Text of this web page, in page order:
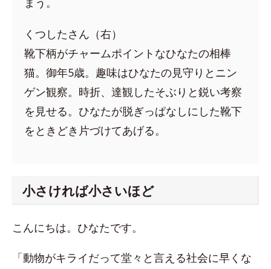
くつしたさん（右）
靴下柄がチャームポイントなひなたの相棒
猫。御年5歳。趣味はひなたの見守りとニン
ゲン観察。時折、達観したそぶりと鋭い考察
を見せる。ひなたが脱ぎっぱなしにした靴下
をときどき片づけてあげる。
小さければ小さいほど
こんにちは。ひなたです。
「動物がキライだって堂々と言える社会に早くな